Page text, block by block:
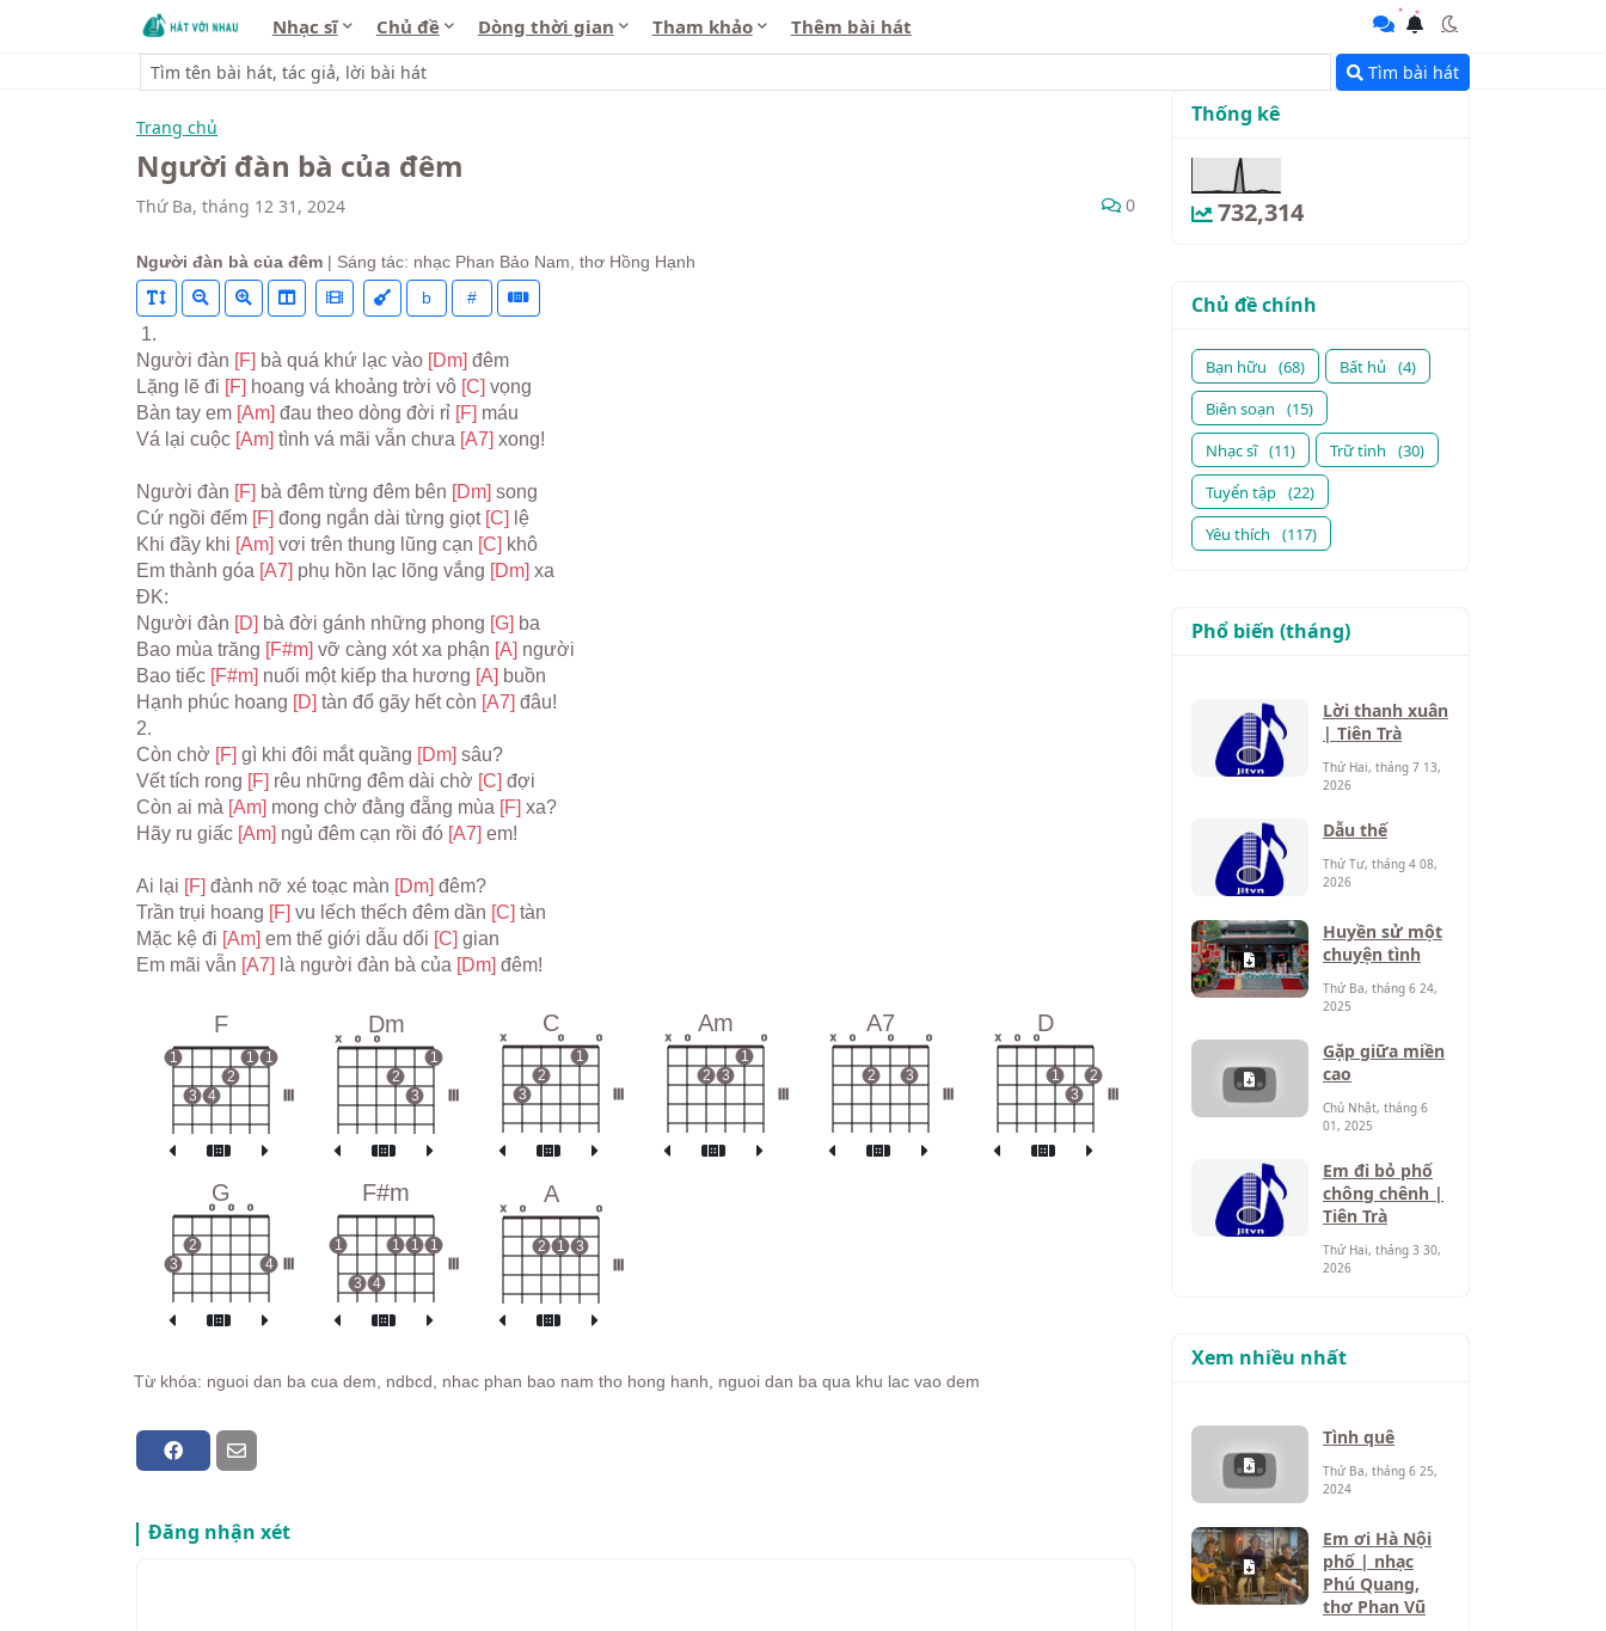
Nhạc sĩ Chủ đề Dòng thời gian Tham khảo Thêm bài hát
Tìm bài hát
Trang chủ
Người đàn bà của đêm
Thứ Ba, tháng 12 31, 2024 0
Người đàn bà của đêm | Sáng tác: nhạc Phan Bảo Nam, thơ Hồng Hạnh
b
#
1.
Người đàn [F] bà quá khứ lạc vào [Dm] đêm
Lặng lẽ đi [F] hoang vá khoảng trời vô [C] vọng
Bàn tay em [Am] đau theo dòng đời rỉ [F] máu
Vá lại cuộc [Am] tình vá mãi vẫn chưa [A7] xong!
Người đàn [F] bà đêm từng đêm bên [Dm] song
Cứ ngồi đếm [F] đong ngắn dài từng giọt [C] lệ
Khi đầy khi [Am] vơi trên thung lũng cạn [C] khô
Em thành góa [A7] phụ hồn lạc lõng vắng [Dm] xa
ĐK:
Người đàn [D] bà đời gánh những phong [G] ba
Bao mùa trăng [F#m] vỡ càng xót xa phận [A] người
Bao tiếc [F#m] nuối một kiếp tha hương [A] buồn
Hạnh phúc hoang [D] tàn đổ gãy hết còn [A7] đâu!
2.
Còn chờ [F] gì khi đôi mắt quầng [Dm] sâu?
Vết tích rong [F] rêu những đêm dài chờ [C] đợi
Còn ai mà [Am] mong chờ đằng đẵng mùa [F] xa?
Hãy ru giấc [Am] ngủ đêm cạn rồi đó [A7] em!
Ai lại [F] đành nỡ xé toạc màn [Dm] đêm?
Trần trụi hoang [F] vu lếch thếch đêm dần [C] tàn
Mặc kệ đi [Am] em thế giới dẫu dối [C] gian
Em mãi vẫn [A7] là người đàn bà của [Dm] đêm!
F
1
3 4
2
1 1
Dm
x o o
2
3
1
C
x
3
2
o
1
o
Am
x o
2 3
1
o
A7
x o
2
o
3
o
D
x o o
1
3
2
G
3
2
o o o
4
F#m
1
3 4
1 1 1
A
III
x o
2 1 3
o
Từ khóa: nguoi dan ba cua dem, ndbcd, nhac phan bao nam tho hong hanh, nguoi dan ba qua khu lac vao dem
Đăng nhận xét
Thống kê
732,314
Chủ đề chính
Bạn hữu (68) Bất hủ
(4)
Biên soạn
(15)
Nhạc sĩ (11) Trữ tình
(30)
Tuyển tập (22)
Yêu thích
(117)
Phổ biến (tháng)
Lời thanh xuân
| Tiên Trà
Thứ Hai, tháng 7 13,
2026
Dẫu thế
Thứ Tư, tháng 4 08,
2026
Huyền sử một
chuyện tình
Thứ Ba, tháng 6 24,
2025
Gặp giữa miền
cao
Chủ Nhật, tháng 6
01, 2025
Em đi bỏ phố
chông chênh |
Tiên Trà
Thứ Hai, tháng 3 30,
2026
Xem nhiều nhất
Tình quê
Thứ Ba, tháng 6 25,
2024
Em ơi Hà Nội
phố | nhạc
Phú Quang,
thơ Phan Vũ